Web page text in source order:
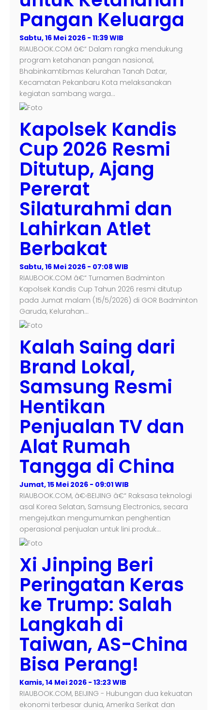
Pangan Keluarga
Sabtu, 16 Mei 2026 - 11:39 WIB
RIAUBOOK.COM â€“ Dalam rangka mendukung
program ketahanan pangan nasional,
Bhabinkamtibmas Kelurahan Tanah Datar,
Kecamatan Pekanbaru Kota melaksanakan
kegiatan sambang warga…
Kapolsek Kandis
Cup 2026 Resmi
Ditutup, Ajang
Pererat
Silaturahmi dan
Lahirkan Atlet
Berbakat
Sabtu, 16 Mei 2026 - 07:08 WIB
RIAUBOOK.COM â€“ Turnamen Badminton
Kapolsek Kandis Cup Tahun 2026 resmi ditutup
pada Jumat malam (15/5/2026) di GOR Badminton
Garuda, Kelurahan…
Kalah Saing dari
Brand Lokal,
Samsung Resmi
Hentikan
Penjualan TV dan
Alat Rumah
Tangga di China
Jumat, 15 Mei 2026 - 09:01 WIB
RIAUBOOK.COM, â€‹BEIJING â€“ Raksasa teknologi
asal Korea Selatan, Samsung Electronics, secara
mengejutkan mengumumkan penghentian
operasional penjualan untuk lini produk…
Xi Jinping Beri
Peringatan Keras
ke Trump: Salah
Langkah di
Taiwan, AS-China
Bisa Perang!
Kamis, 14 Mei 2026 - 13:23 WIB
RIAUBOOK.COM, BEIJING - Hubungan dua kekuatan
ekonomi terbesar dunia, Amerika Serikat dan